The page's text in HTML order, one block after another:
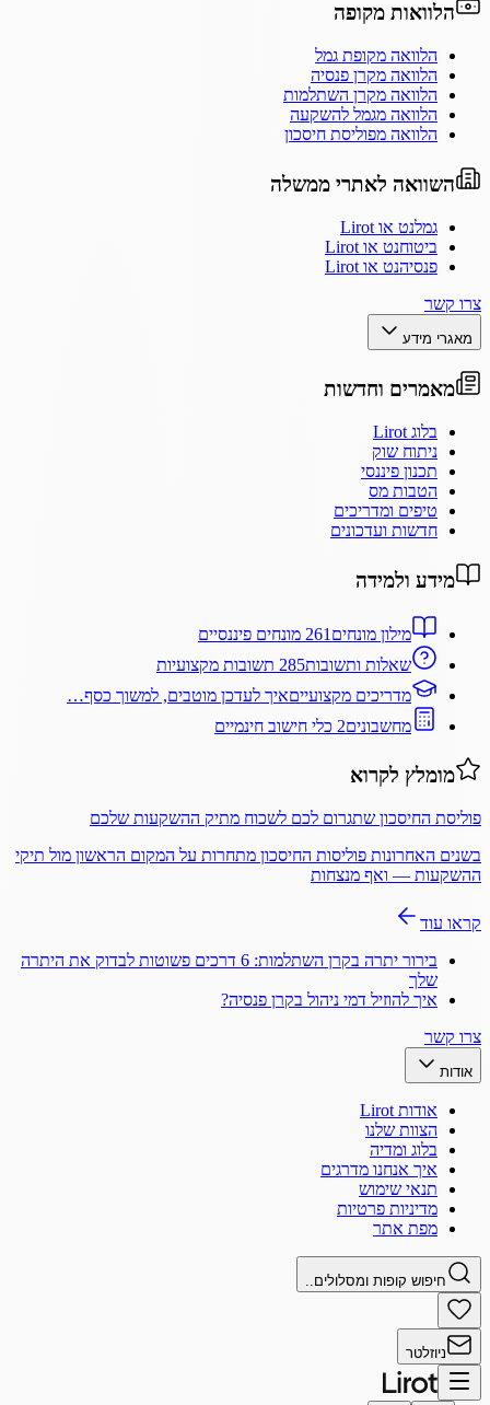
הלוואות מקופה
הלוואה מקופת גמל
הלוואה מקרן פנסיה
הלוואה מקרן השתלמות
הלוואה מגמל להשקעה
הלוואה מפוליסת חיסכון
השוואה לאתרי ממשלה
גמלנט או Lirot
ביטוחנט או Lirot
פנסיהנט או Lirot
צרו קשר
מאגרי מידע
מאמרים וחדשות
בלוג Lirot
ניתוח שוק
תכנון פיננסי
הטבות מס
טיפים ומדריכים
חדשות ועדכונים
מידע ולמידה
מילון מונחים 261 מונחים פיננסיים
שאלות ותשובות285 תשובות מקצועיות
מדריכים מקצועייםאיך לעדכן מוטבים, למשוך כסף…
מחשבונים2 כלי חישוב חינמיים
מומלץ לקרוא
פוליסת החיסכון שתגרום לכם לשכוח מתיק ההשקעות שלכם
בשנים האחרונות פוליסות החיסכון מתחרות על המקום הראשון מול תיקי
ההשקעות — ואף מנצחות
קראו עוד
בירור יתרה בקרן השתלמות: 6 דרכים פשוטות לבדוק את היתרה
שלך
איך להוזיל דמי ניהול בקרן פנסיה?
צרו קשר
אודות
אודות Lirot
הצוות שלנו
בלוג ומדיה
איך אנחנו מדרגים
תנאי שימוש
מדיניות פרטיות
מפת אתר
חיפוש קופות ומסלולים..
ניוזלטר